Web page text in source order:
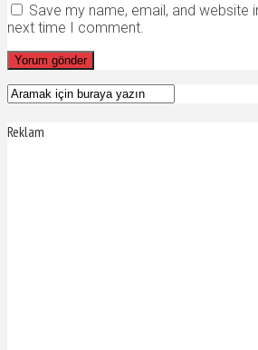
Save my name, email, and website
next time I comment.
Reklam